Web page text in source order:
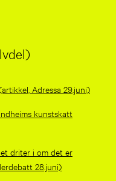
Adressa 29.juni)
kunstskatt
driter i om det er
28.juni)